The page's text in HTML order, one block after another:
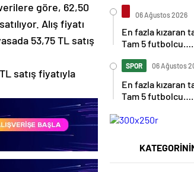
göre, 62,50
Alış fiyatı
53,75 TL satış
satış fiyatıyla
06 Ağustos 2026
En fazla kızaran
Tam 5 futbolcu….
SPOR 06 Ağustos
En fazla kızaran
Tam 5 futbolcu….